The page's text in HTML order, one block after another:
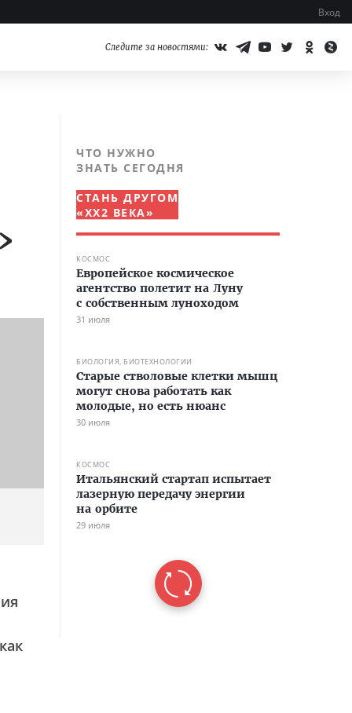
Вход
Следите за новостями:
ЧТО НУЖНО
ЗНАТЬ СЕГОДНЯ
СТАНЬ ДРУГОМ
«XX2 ВЕКА»
КОСМОС
Европейское космическое
агентство полетит на Луну
с собственным луноходом
31 июля
БИОЛОГИЯ, БИОТЕХНОЛОГИИ
Старые стволовые клетки мышц
могут снова работать как
молодые, но есть нюанс
30 июля
КОСМОС
Итальянский стартап испытает
лазерную передачу энергии
на орбите
29 июля